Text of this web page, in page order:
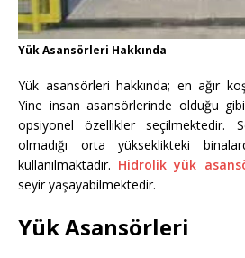
Yük Asansörleri Hakkında
Yük asansörleri hakkında; en ağır
Yine insan asansörlerinde olduğu
opsiyonel özellikler seçilmektedir.
olmadığı orta yükseklikteki
kullanılmaktadır. Hidrolik yük
seyir yaşayabilmektedir.
Yük Asansörleri